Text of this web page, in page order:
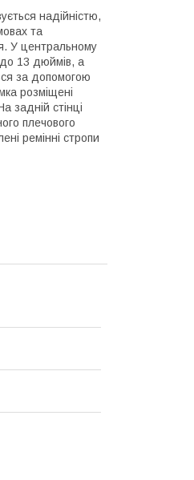
надійністю,
та
У центральному
до 13 дюймів, а
за допомогою
розміщені
задній стінці
плечового
ремінні стропи